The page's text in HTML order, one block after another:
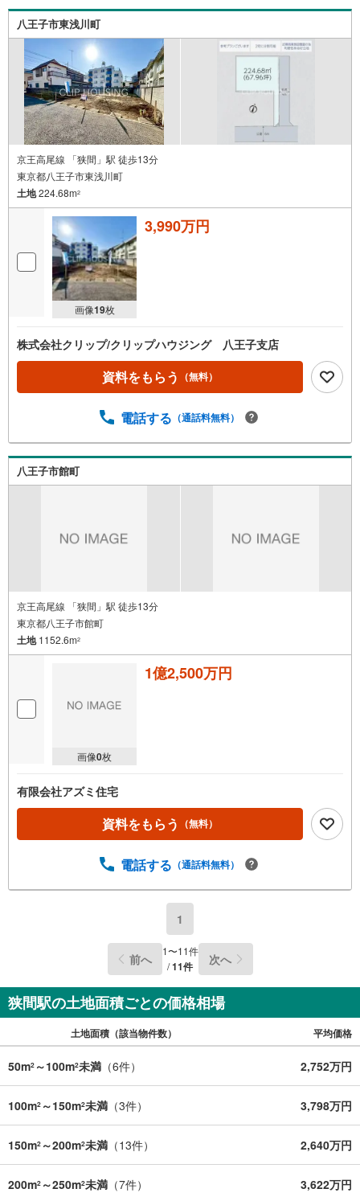
八王子市東浅川町
京王高尾線 「狭間」駅 徒歩13分
東京都八王子市東浅川町
土地224.68m2
画像19枚
3,990万円
株式会社クリップ/クリップハウジング 八王子支店
資料をもらう （無料）
電話する （通話料無料）
八王子市館町
京王高尾線 「狭間」駅 徒歩13分
東京都八王子市館町
土地1152.6m2
画像0枚
1億2,500万円
有限会社アズミ住宅
資料をもらう （無料）
電話する （通話料無料）
1
前へ 1〜11件
/11件 次へ
狭間駅の土地面積ごとの価格相場
土地面積（該当物件数） 平均価格
50m2 ～100m2未満 （6件） 2,752万円
100m2 ～150m2未満 （3件） 3,798万円
150m2 ～200m2未満 （13件） 2,640万円
200m2 ～250m2未満 （7件） 3,622万円